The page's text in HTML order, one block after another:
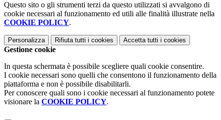
Questo sito o gli strumenti terzi da questo utilizzati si avvalgono di
cookie necessari al funzionamento ed utili alle finalità illustrate nella
COOKIE POLICY.
Personalizza Rifiuta tutti i cookies Accetta tutti i cookies
Gestione cookie
In questa schermata è possibile scegliere quali cookie consentire.
I cookie necessari sono quelli che consentono il funzionamento della
piattaforma e non è possibile disabilitarli.
Per conoscere quali sono i cookie necessari al funzionamento potete
visionare la COOKIE POLICY.